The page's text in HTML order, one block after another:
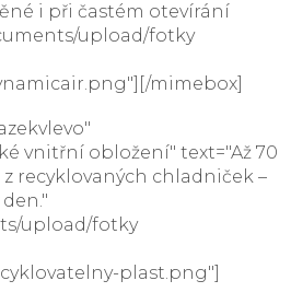
i při častém otevírání
upload/fotky
mimebox]
vnitřní obložení" text="Až 70
recyklovaných chladniček –
upload/fotky
plast.png"]